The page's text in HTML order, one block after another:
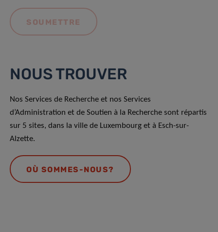
NOUS TROUVER
Nos Services de Recherche et nos Services
d’Administration et de Soutien à la Recherche sont répartis
sur 5 sites, dans la ville de Luxembourg et à Esch-sur-
Alzette.
OÙ SOMMES-NOUS?